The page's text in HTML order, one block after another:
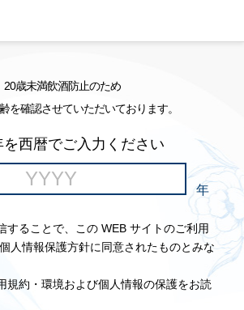
20歳未満飲酒防止のため
を確認させていただいております。
を西暦でご入力ください
年
することで、この WEB サイトのご利用
人情報保護方針に同意されたものとみな
規約・環境および個人情報の保護をお読